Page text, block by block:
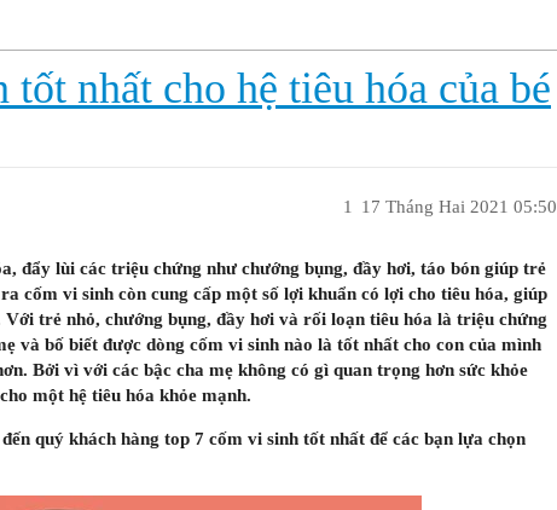
nhất cho hệ tiêu hóa của bé
17 Tháng Hai 2021 05:50
1
đẩy lùi các triệu chứng như chướng bụng, đầy hơi, táo bón giúp trẻ
cốm vi sinh còn cung cấp một số lợi khuẩn có lợi cho tiêu hóa, giúp
trẻ nhỏ, chướng bụng, đầy hơi và rối loạn tiêu hóa là triệu chứng
và bố biết được dòng cốm vi sinh nào là tốt nhất cho con của mình
Bởi vì với các bậc cha mẹ không có gì quan trọng hơn sức khỏe
một hệ tiêu hóa khỏe mạnh.
quý khách hàng top 7 cốm vi sinh tốt nhất để các bạn lựa chọn